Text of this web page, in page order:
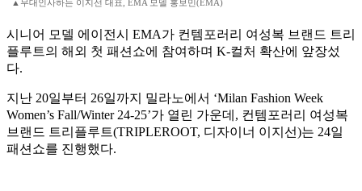
▲무대인사하는 이지선 대표, EMA 모델 홍보민(EMA)
시니어 모델 에이전시 EMA가 컨템포러리 여성복 브랜드 트리
플루트의 해외 첫 패션쇼에 참여하며 K-컬처 확산에 앞장섰
다.
지난 20일부터 26일까지 밀라노에서 ‘Milan Fashion Week
Women’s Fall/Winter 24-25’가 열린 가운데, 컨템포러리 여성복
브랜드 트리플루트(TRIPLEROOT, 디자이너 이지선)는 24일
패션쇼를 진행했다.